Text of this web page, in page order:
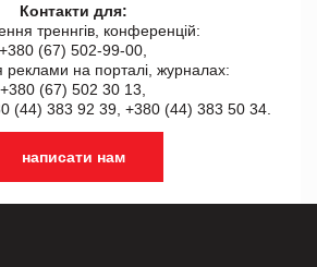
Контакти для:
треннгів, конференцій:
+380 (67) 502-99-00,
реклами на порталі, журналах:
+380 (67) 502 30 13,
(44) 383 92 39, +380 (44) 383 50 34.
написати нам